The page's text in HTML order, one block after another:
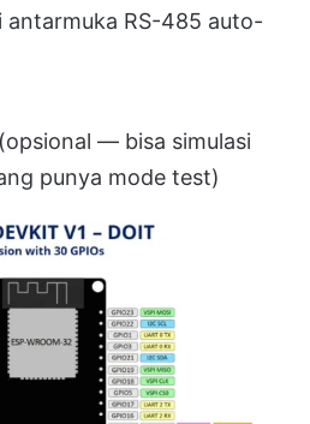
antarmuka RS-485 auto-
— bisa simulasi
punya mode test)